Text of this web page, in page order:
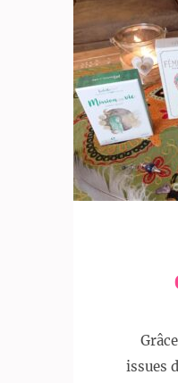
issues